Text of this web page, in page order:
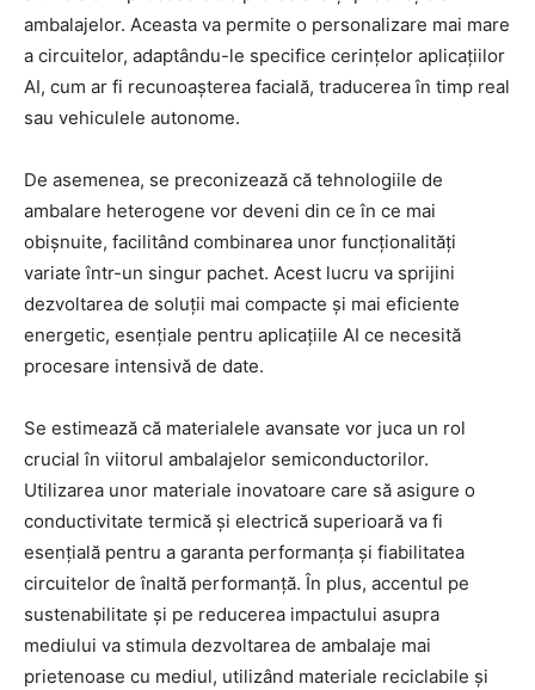
ambalajelor. Aceasta va permite o personalizare mai mare
a circuitelor, adaptându-le specifice cerințelor aplicațiilor
AI, cum ar fi recunoașterea facială, traducerea în timp real
sau vehiculele autonome.
De asemenea, se preconizează că tehnologiile de
ambalare heterogene vor deveni din ce în ce mai
obișnuite, facilitând combinarea unor funcționalități
variate într-un singur pachet. Acest lucru va sprijini
dezvoltarea de soluții mai compacte și mai eficiente
energetic, esențiale pentru aplicațiile AI ce necesită
procesare intensivă de date.
Se estimează că materialele avansate vor juca un rol
crucial în viitorul ambalajelor semiconductorilor.
Utilizarea unor materiale inovatoare care să asigure o
conductivitate termică și electrică superioară va fi
esențială pentru a garanta performanța și fiabilitatea
circuitelor de înaltă performanță. În plus, accentul pe
sustenabilitate și pe reducerea impactului asupra
mediului va stimula dezvoltarea de ambalaje mai
prietenoase cu mediul, utilizând materiale reciclabile și